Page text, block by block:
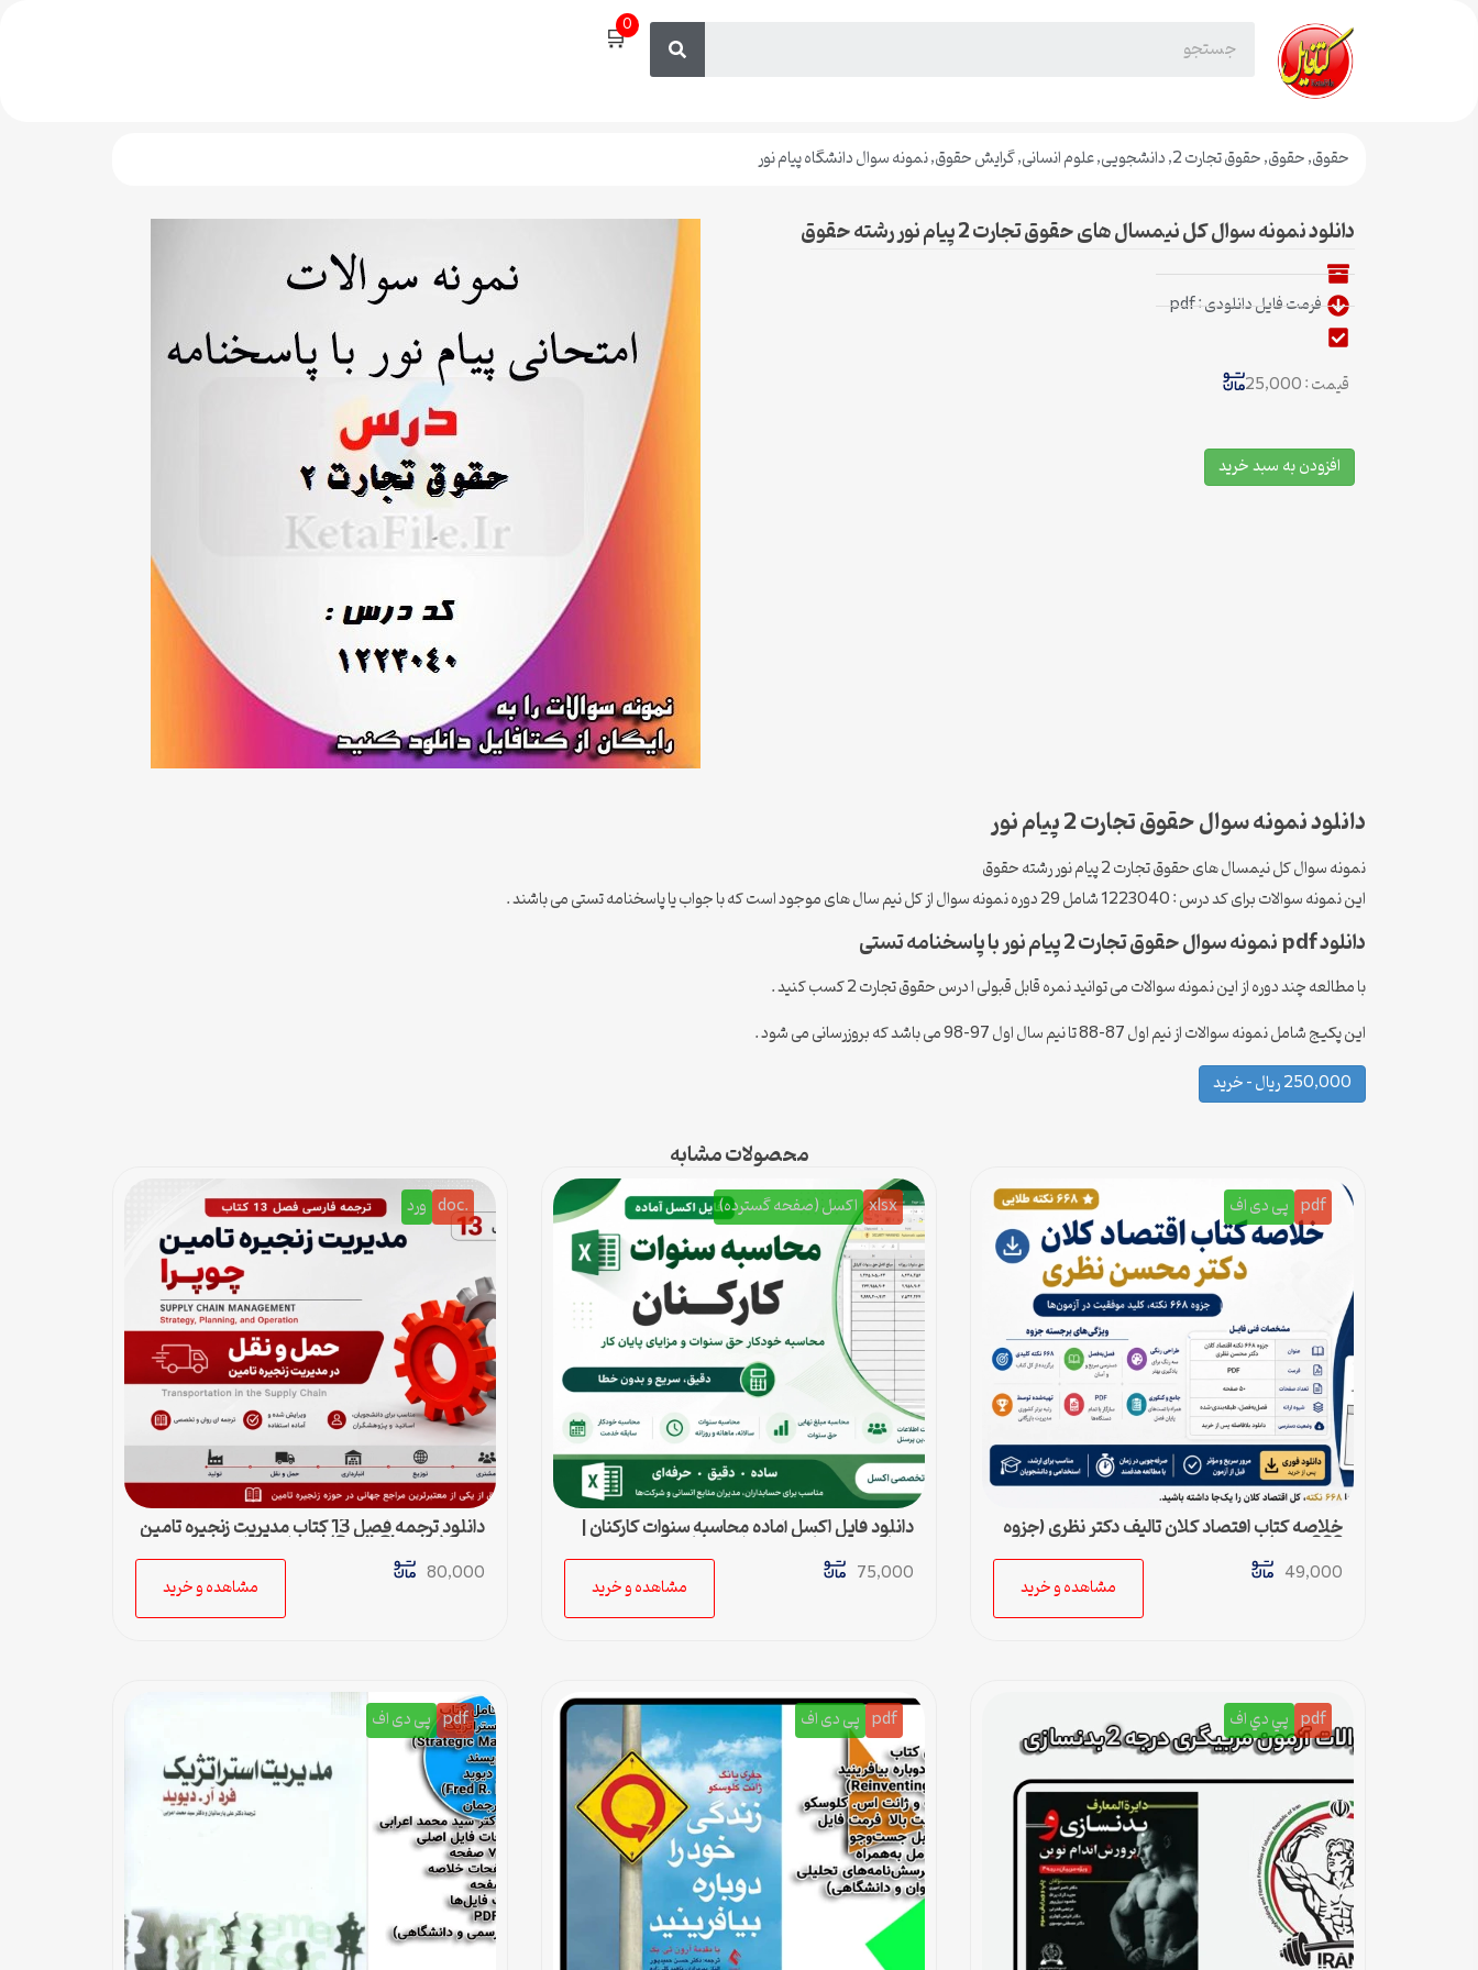
🛒0
حقوق,حقوق,حقوق تجارت 2 ,دانشجویی,علوم انسانی,گرایش حقوق,نمونه سوال دانشگاه پیام نور
دانلود نمونه سوال کل نیمسال های حقوق تجارت 2 پیام نور رشته حقوق
فرمت فایل دانلودی : pdf
قیمت : 25,000
افزودن به سبد خرید
دانلود نمونه سوال حقوق تجارت 2 پیام نور
نمونه سوال کل نیمسال های حقوق تجارت 2 پیام نور رشته حقوق
این نمونه سوالات برای کد درس : 1223040 شامل 29 دوره نمونه سوال از کل نیم سال های موجود است که با جواب یا پاسخنامه تستی می باشند .
دانلود pdf نمونه سوال حقوق تجارت 2 پیام نور با پاسخنامه تستی
با مطالعه چند دوره از این نمونه سوالات می توانید نمره قابل قبولی ا درس حقوق تجارت 2 کسب کنید .
این پکیج شامل نمونه سوالات از نیم اول 87-88 تا نیم سال اول 97-98 می باشد که بروزرسانی می شود .
250,000 ریال – خرید
محصولات مشابه
pdf پی دی اف
خلاصه کتاب اقتصاد کلان تالیف دکتر نظری (جزوه
668 نکته)
49,000
مشاهده و خرید
xlsx اکسل (صفحه گسترده)
دانلود فایل اکسل آماده محاسبه سنوات کارکنان |
محاسبه خودکار حق سنوات و پایان کار
75,000
مشاهده و خرید
.doc ورد
دانلود ترجمه فصل 13 کتاب مدیریت زنجیره تامین
چوپرا (Sunil Chopra) | حمل و نقل در زنجیره
تامین
80,000
مشاهده و خرید
pdf پي دي اف pdf پی دی اف pdf پی دی اف